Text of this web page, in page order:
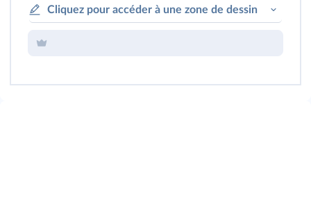
Cliquez pour accéder à une zone de dessin